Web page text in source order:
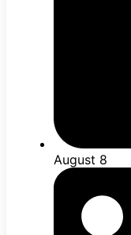
August 8